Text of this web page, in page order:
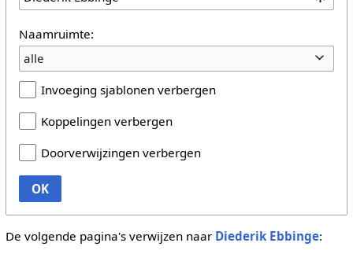
Naamruimte:
alle
Invoeging sjablonen verbergen
Koppelingen verbergen
Doorverwijzingen verbergen
OK
De volgende pagina's verwijzen naar Diederik Ebbinge: